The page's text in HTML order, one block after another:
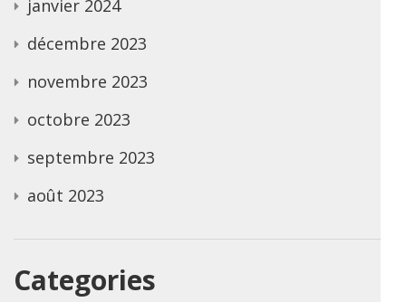
janvier 2024
décembre 2023
novembre 2023
octobre 2023
septembre 2023
août 2023
Categories